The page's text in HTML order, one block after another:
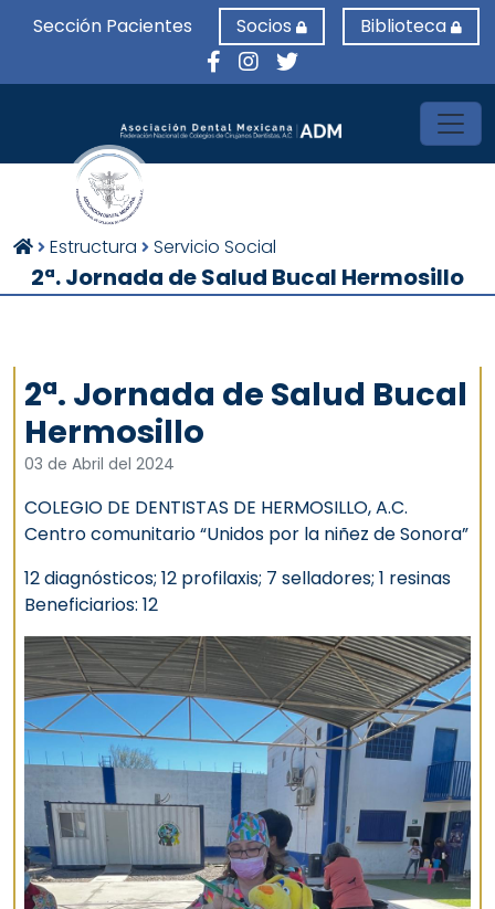
Sección Pacientes Socios Biblioteca
Estructura Servicio Social
2ª. Jornada de Salud Bucal Hermosillo
2ª. Jornada de Salud Bucal
Hermosillo
03 de Abril del 2024
COLEGIO DE DENTISTAS DE HERMOSILLO, A.C.
Centro comunitario “Unidos por la niñez de Sonora”
12 diagnósticos; 12 profilaxis; 7 selladores; 1 resinas
Beneficiarios: 12